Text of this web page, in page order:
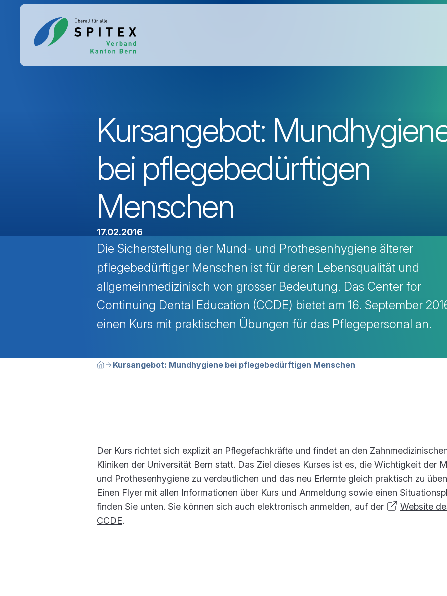
Kursangebot:
bei pflegebedürftigen
Menschen
17.02.2016
Die Sicherstellung der Mund- und Prothesenhygiene älterer
pflegebedürftiger Menschen ist für deren Lebensqualität und
allgemeinmedizinisch von grosser Bedeutung. Das Center for
Continuing Dental Education (CCDE) bietet am 16. September
einen Kurs mit praktischen Übungen für das Pflegepersonal an.
Breadcrumbnavigation
Sie befinden sich hier:
HomeKursangebot: Mundhygiene bei pflegebedürftigen Menschen
Der Kurs richtet sich explizit an Pflegefachkräfte und findet an den
Kliniken der Universität Bern statt. Das Ziel dieses Kurses ist es, die Wichtigkeit der
und Prothesenhygiene zu verdeutlichen und das neu Erlernte gleich praktisch zu
Einen Flyer mit allen Informationen über Kurs und Anmeldung sowie einen
finden Sie unten. Sie können sich auch elektronisch anmelden, auf der
Website
CCDE.